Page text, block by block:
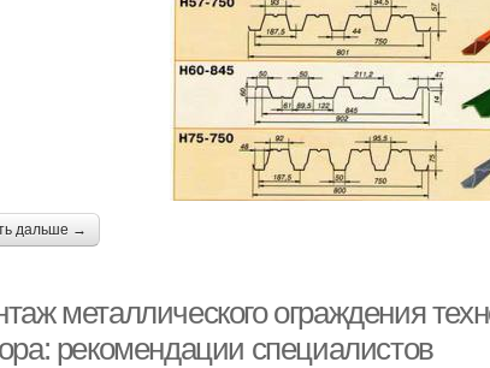
дальше →
металлического ограждения
рекомендации специалистов